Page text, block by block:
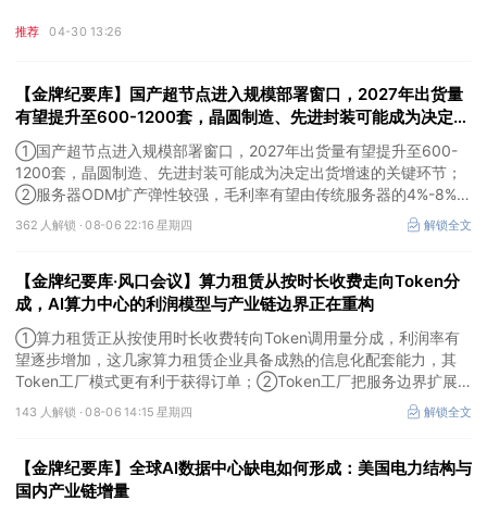
推荐 04-30 13:26
【金牌纪要库】国产超节点进入规模部署窗口，2027年出货量
有望提升至600-1200套，晶圆制造、先进封装可能成为决定出
货增速的关键环节
①国产超节点进入规模部署窗口，2027年出货量有望提升至600-
1200套，晶圆制造、先进封装可能成为决定出货增速的关键环节；
②服务器ODM扩产弹性较强，毛利率有望由传统服务器的4%-8%提
升至10%-15%，这两家公司占据整机市场的核心份额；③国产交换
芯片已经由送样验证逐步进入小批量应用，中低速率产品替代有望加
362 人解锁 ·08-06 22:16 星期四 解锁全文
【金牌纪要库·风口会议】算力租赁从按时长收费走向Token分
成，AI算力中心的利润模型与产业链边界正在重构
①算力租赁正从按使用时长收费转向Token调用量分成，利润率有
望逐步增加，这几家算力租赁企业具备成熟的信息化配套能力，其
Token工厂模式更有利于获得订单；②Token工厂把服务边界扩展
至调度、模型适配、计费和安全，这类具备网络安全配套和底层模型
适配业务的企业也会受益Token工厂建设；③高端训练卡仍受供给
143 人解锁 ·08-06 14:15 星期四 解锁全文
【金牌纪要库】全球AI数据中心缺电如何形成：美国电力结构与
国内产业链增量